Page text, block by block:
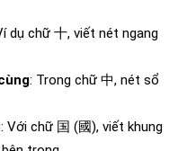
dụ chữ 十, viết nét ngang
: Trong chữ 中, nét sổ
: Với chữ 国 (國), viết khung